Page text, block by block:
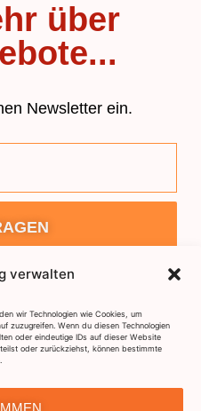
verwalten
wir Technologien wie Cookies, um
zuzugreifen. Wenn du diesen Technologien
oder eindeutige IDs auf dieser Website
oder zurückziehst, können bestimmte
über
Newsletter ein.
KONTAKT